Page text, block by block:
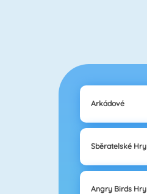
Arkádové
Sběratelské Hry
Angry Birds Hry